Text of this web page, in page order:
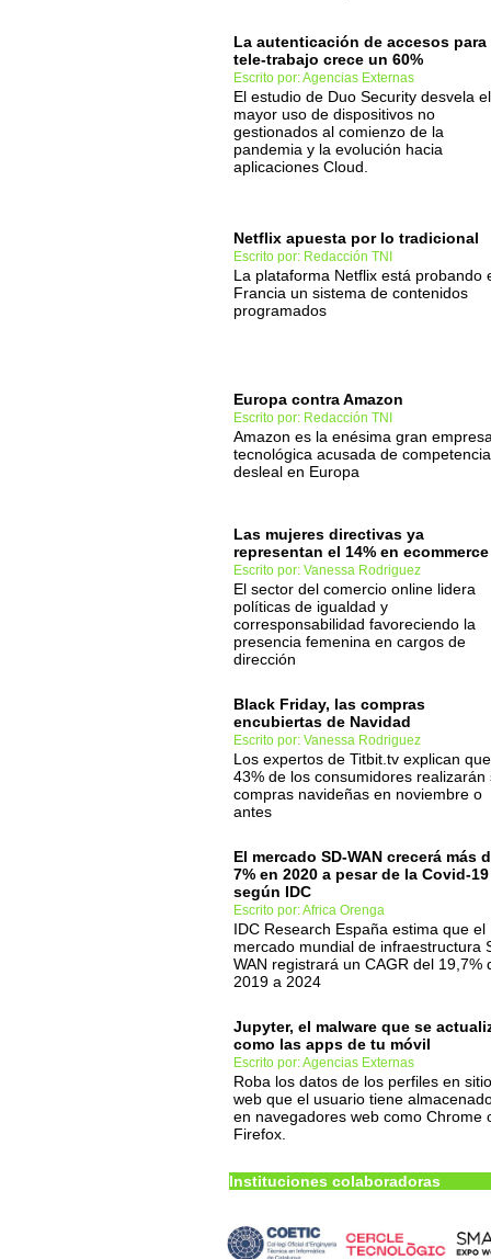
La autenticación de accesos para
tele-trabajo crece un 60%
Escrito por: Agencias Externas
El estudio de Duo Security desvela el
mayor uso de dispositivos no
gestionados al comienzo de la
pandemia y la evolución hacia
aplicaciones Cloud.
Netflix apuesta por lo tradicional
Escrito por: Redacción TNI
La plataforma Netflix está probando
Francia un sistema de contenidos
programados
Europa contra Amazon
Escrito por: Redacción TNI
Amazon es la enésima gran
tecnológica acusada de competencia
desleal en Europa
Las mujeres directivas ya
representan el 14% en ecommerce
Escrito por: Vanessa Rodriguez
El sector del comercio online lidera
políticas de igualdad y
corresponsabilidad favoreciendo la
presencia femenina en cargos de
dirección
Black Friday, las compras
encubiertas de Navidad
Escrito por: Vanessa Rodriguez
Los expertos de Titbit.tv explican
43% de los consumidores realizarán
compras navideñas en noviembre o
antes
El mercado SD-WAN crecerá más
7% en 2020 a pesar de la Covid-19
según IDC
Escrito por: Africa Orenga
IDC Research España estima que el
mercado mundial de infraestructura
WAN registrará un CAGR del 19,7%
2019 a 2024
Jupyter, el malware que se
como las apps de tu móvil
Escrito por: Agencias Externas
Roba los datos de los perfiles en
web que el usuario tiene
en navegadores web como Chrome
Firefox.
Instituciones colaboradoras